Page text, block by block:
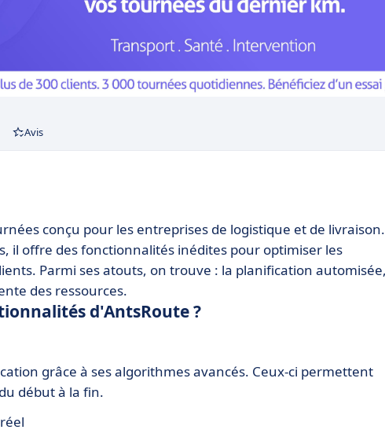
Avis
conçu pour les entreprises de logistique et de livraison.
il offre des fonctionnalités inédites pour optimiser les
Parmi ses atouts, on trouve : la planification
des ressources.
d'AntsRoute ?
grâce à ses algorithmes avancés. Ceux-ci permettent
début à la fin.